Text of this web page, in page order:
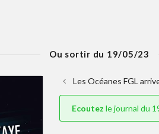
Ou sortir du 19/05/23
Les Océanes FGL
Ecoutez le journal du